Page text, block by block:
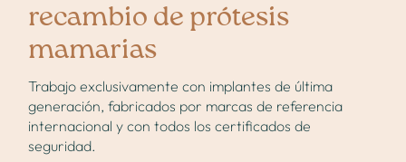
recambio de prótesis
mamarias
Trabajo exclusivamente con implantes de última
generación, fabricados por marcas de referencia
internacional y con todos los certificados de
seguridad.